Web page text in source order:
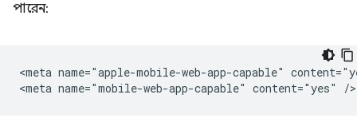
পারেন:
<meta name="apple-mobile-web-app-capable"